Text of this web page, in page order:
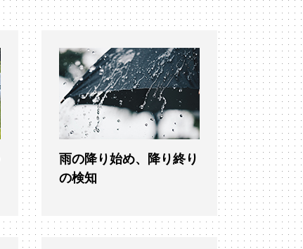
雨の降り始め、降り終り
の検知